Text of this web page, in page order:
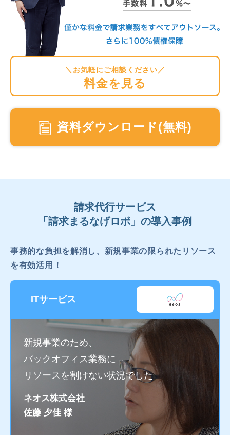
＼お気軽にご相談ください／
料金を見る
資料ダウンロード(無料)
請求代行サービス
「請求まるなげロボ」の導入事例
事務的な負担を解消し、新規事業の限られたリソース
を有効活用！
ITサービス
新規事業のため、
バックオフィス業務に
リソースを割けない状況でした
ネオス株式会社
佐藤 夕佳 様